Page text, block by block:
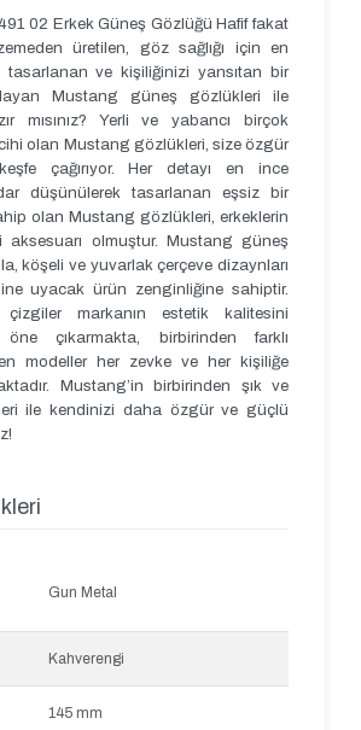
02 Erkek Güneş Gözlüğü Hafif fakat
üretilen, göz sağlığı için en
ve kişiliğinizi yansıtan bir
Mustang güneş gözlükleri ile
mısınız? Yerli ve yabancı birçok
olan Mustang gözlükleri, size özgür
çağırıyor. Her detayı en ince
düşünülerek tasarlanan eşsiz bir
olan Mustang gözlükleri, erkeklerin
aksesuarı olmuştur. Mustang güneş
köşeli ve yuvarlak çerçeve dizaynları
uyacak ürün zenginliğine sahiptir.
markanın estetik kalitesini
çıkarmakta, birbirinden farklı
modeller her zevke ve her kişiliğe
Mustang’in birbirinden şık ve
ile kendinizi daha özgür ve güçlü
Gun Metal
Kahverengi
145 mm